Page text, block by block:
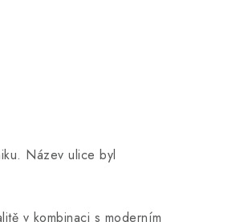
Název ulice byl
v kombinaci s moderním